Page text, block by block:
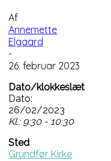
Af
Annemette
Elgaard
-
26. februar 2023
Dato/klokkeslæt
Dato:
26/02/2023
Kl.: 9:30 - 10:30
Sted
Grundfør Kirke